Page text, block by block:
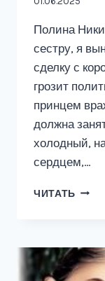
Полина
сестру, я
сделку с
грозит
принцем
должна
холодный,
сердцем,…
ЧИТАТЬ